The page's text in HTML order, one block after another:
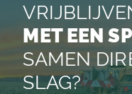
MET EEN
SAMEN
SLAG?